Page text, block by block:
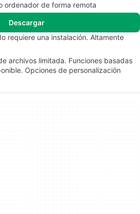
ordenador de forma remota
Descargar
requiere una instalación. Altamente
archivos limitada. Funciones basadas
Opciones de personalización